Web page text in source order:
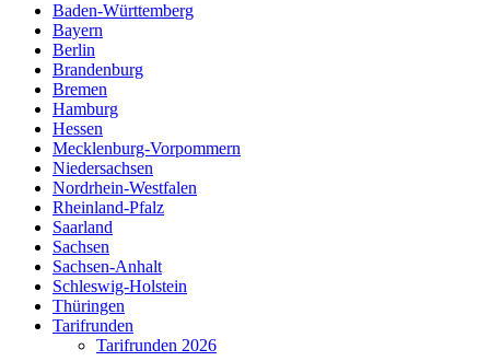
Baden-Württemberg
Bayern
Berlin
Brandenburg
Bremen
Hamburg
Hessen
Mecklenburg-Vorpommern
Niedersachsen
Nordrhein-Westfalen
Rheinland-Pfalz
Saarland
Sachsen
Sachsen-Anhalt
Schleswig-Holstein
Thüringen
Tarifrunden
Tarifrunden 2026